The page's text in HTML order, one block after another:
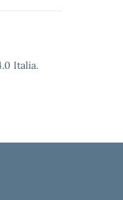
Italia.